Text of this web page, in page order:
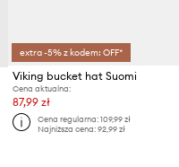
extra -5% z kodem: OFF*
Viking bucket hat Suomi
Cena aktualna:
87,99 zł
Cena regularna:109,99 zł
Najniższa cena:92,99 zł